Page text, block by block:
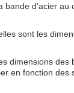
bande d'acier au
sont les
dimensions des
en fonction des